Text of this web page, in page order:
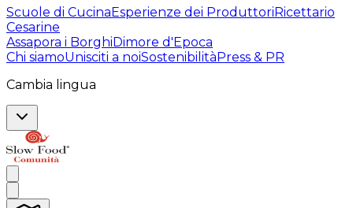
Scuole di CucinaEsperienze dei ProduttoriRicettario
Cesarine
Assapora i BorghiDimore d'Epoca
Chi siamoUnisciti a noiSostenibilitàPress & PR
Cambia lingua